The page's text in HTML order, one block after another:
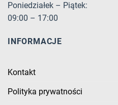
Poniedziałek – Piątek:
09:00 – 17:00
INFORMACJE
Kontakt
Polityka prywatności